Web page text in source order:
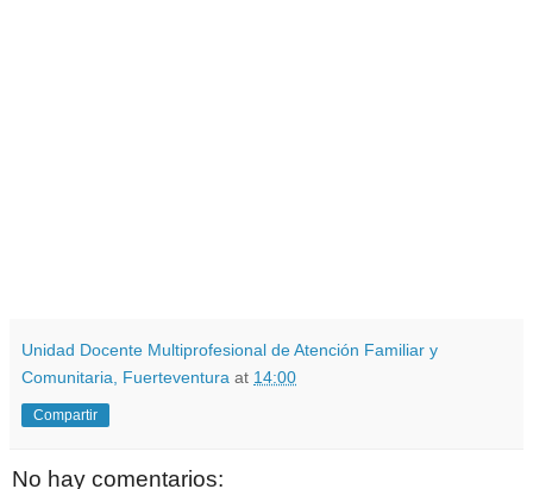
Unidad Docente Multiprofesional de Atención Familiar y
Comunitaria, Fuerteventura at 14:00
Compartir
No hay comentarios: